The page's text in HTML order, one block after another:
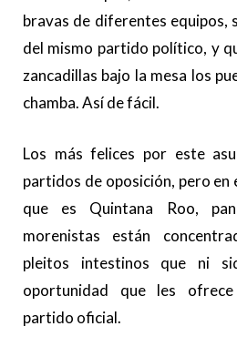
bravas de diferentes equipos,
del mismo partido político, y
zancadillas bajo la mesa los
chamba. Así de fácil.
Los más felices por este
partidos de oposición, pero en
que es Quintana Roo,
morenistas están
pleitos intestinos que ni
oportunidad que les
partido oficial.